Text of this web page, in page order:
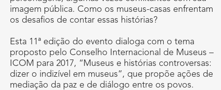
imagem pública. Como os museus-casas enfrentam
os desafios de contar essas histórias?
Esta 11ª edição do evento dialoga com o tema
proposto pelo Conselho Internacional de Museus –
ICOM para 2017, “Museus e histórias controversas:
dizer o indizível em museus”, que propõe ações de
mediação da paz e de diálogo entre os povos.